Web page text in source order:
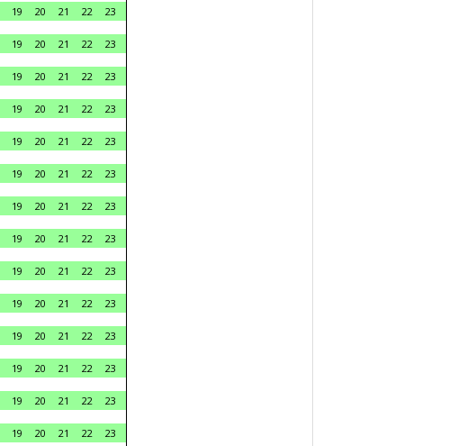
19 20 21 22
23
19 20 21 22
23
19 20 21 22
23
19 20 21 22
23
19 20 21 22
23
19 20 21 22
23
19 20 21 22
23
19 20 21 22
23
19 20 21 22
23
19 20 21 22
23
19 20 21 22
23
19 20 21 22
23
19 20 21 22
23
19 20 21 22
23